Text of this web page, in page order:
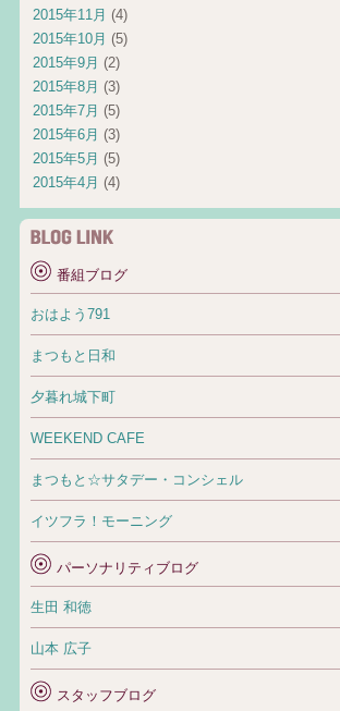
2015年11月 (4)
2015年10月 (5)
2015年9月 (2)
2015年8月 (3)
2015年7月 (5)
2015年6月 (3)
2015年5月 (5)
2015年4月 (4)
番組ブログ
おはよう791
まつもと日和
夕暮れ城下町
WEEKEND CAFE
まつもと☆サタデー・コンシェル
イツフラ！モーニング
パーソナリティブログ
生田 和徳
山本 広子
スタッフブログ